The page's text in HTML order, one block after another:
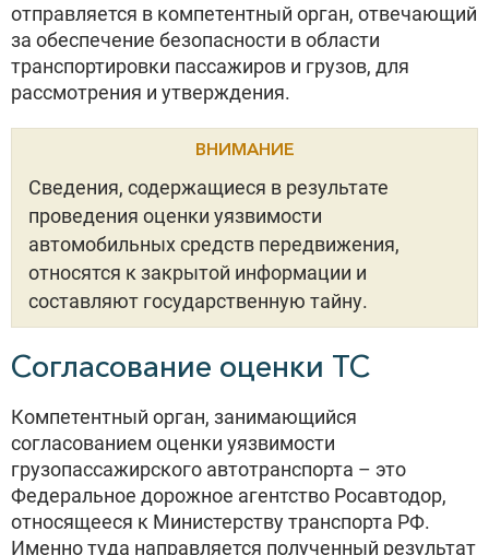
отправляется в компетентный орган, отвечающий
за обеспечение безопасности в области
транспортировки пассажиров и грузов, для
рассмотрения и утверждения.
ВНИМАНИЕ
Сведения, содержащиеся в результате
проведения оценки уязвимости
автомобильных средств передвижения,
относятся к закрытой информации и
составляют государственную тайну.
Согласование оценки ТС
Компетентный орган, занимающийся
согласованием оценки уязвимости
грузопассажирского автотранспорта – это
Федеральное дорожное агентство Росавтодор,
относящееся к Министерству транспорта РФ.
Именно туда направляется полученный результат